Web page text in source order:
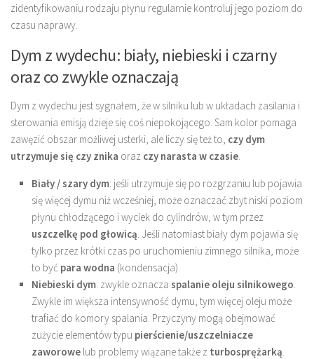
zidentyfikowaniu rodzaju płynu regularnie kontroluj jego poziom do
czasu naprawy.
Dym z wydechu: biały, niebieski i czarny
oraz co zwykle oznaczają
Dym z wydechu jest sygnałem, że w silniku lub w układach zasilania i
sterowania emisją dzieje się coś niepokojącego. Sam kolor pomaga
zawęzić obszar możliwej usterki, ale liczy się też to, czy dym
utrzymuje się czy znika oraz czy narasta w czasie
Biały / szary dym: jeśli utrzymuje się po rozgrzaniu lub pojawia
się więcej dymu niż wcześniej, może oznaczać zbyt niski poziom
płynu chłodzącego i wyciek do cylindrów, w tym przez
uszczelkę pod głowicą . Jeśli natomiast biały dym pojawia się
tylko przez krótki czas po uruchomieniu zimnego silnika, może
to być para wodna (kondensacja).
Niebieski dym: zwykle oznacza spalanie oleju silnikowego
Zwykle im większa intensywność dymu, tym więcej oleju może
trafiać do komory spalania. Przyczyny mogą obejmować
zużycie elementów typu pierścienie/uszczelniacze
zaworowe lub problemy wiązane także z turbosprężarką